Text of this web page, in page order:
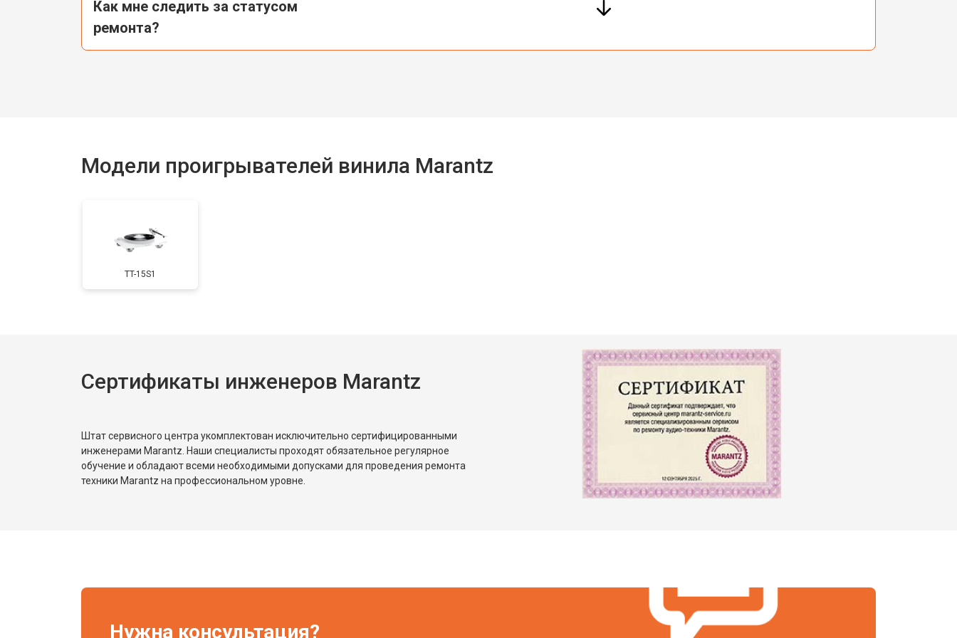
Как мне следить за статусом
ремонта?
Модели проигрывателей винила Marantz
TT-15S1
Сертификаты инженеров Marantz
Штат сервисного центра укомплектован исключительно сертифицированными
инженерами Marantz. Наши специалисты проходят обязательное регулярное
обучение и обладают всеми необходимыми допусками для проведения ремонта
техники Marantz на профессиональном уровне.
Нужна консультация?